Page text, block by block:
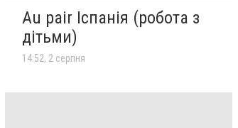
Au pair Іспанія (робота з
дітьми)
14:52, 2 серпня